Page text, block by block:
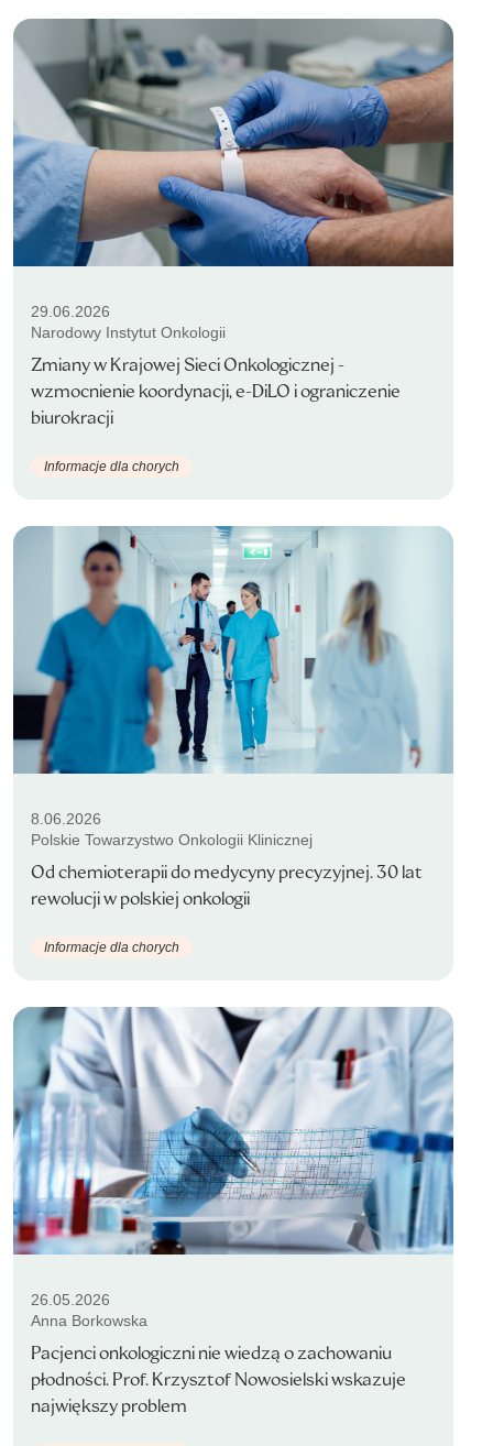
29.06.2026
Narodowy Instytut Onkologii
Zmiany w Krajowej Sieci Onkologicznej -
wzmocnienie koordynacji, e-DiLO i ograniczenie
biurokracji
Informacje dla chorych
8.06.2026
Polskie Towarzystwo Onkologii Klinicznej
Od chemioterapii do medycyny precyzyjnej. 30 lat
rewolucji w polskiej onkologii
Informacje dla chorych
26.05.2026
Anna Borkowska
Pacjenci onkologiczni nie wiedzą o zachowaniu
płodności. Prof. Krzysztof Nowosielski wskazuje
największy problem